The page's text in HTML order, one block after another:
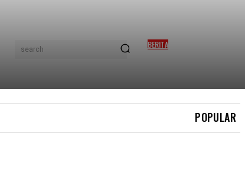
search BERITA
POPULAR